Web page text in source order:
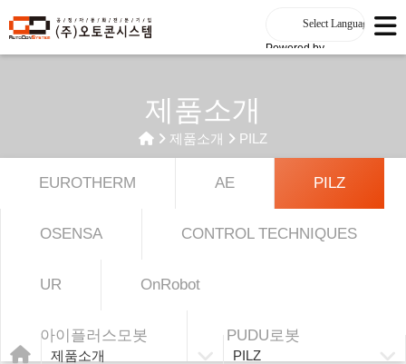
Powered by
제품소개
제품소개 PILZ
EUROTHERM AE PILZ
OSENSA CONTROL TECHNIQUES
UR OnRobot
아이플러스모봇 PUDU로봇
제품소개 PILZ